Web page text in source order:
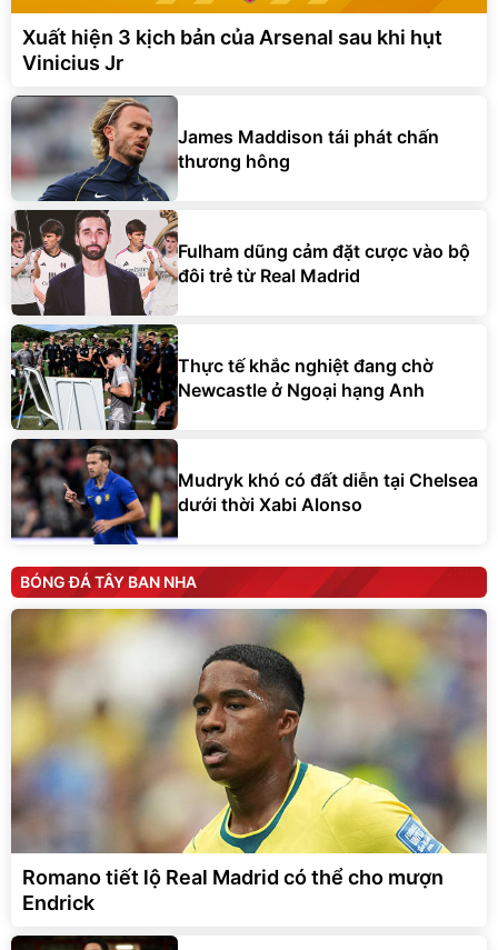
Xuất hiện 3 kịch bản của Arsenal sau khi hụt
Vinicius Jr
James Maddison tái phát chấn
thương hông
Fulham dũng cảm đặt cược vào bộ
đôi trẻ từ Real Madrid
Thực tế khắc nghiệt đang chờ
Newcastle ở Ngoại hạng Anh
Mudryk khó có đất diễn tại Chelsea
dưới thời Xabi Alonso
BÓNG ĐÁ TÂY BAN NHA
Romano tiết lộ Real Madrid có thể cho mượn
Endrick